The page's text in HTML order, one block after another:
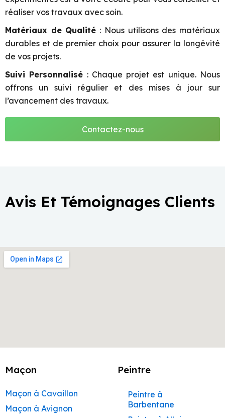
réaliser vos travaux avec soin.
Matériaux de Qualité : Nous utilisons des matériaux
durables et de premier choix pour assurer la longévité
de vos projets.
Suivi Personnalisé : Chaque projet est unique. Nous
offrons un suivi régulier et des mises à jour sur
l’avancement des travaux.
Contactez-nous
Avis Et Témoignages Clients
Maçon
Maçon à Cavaillon
Maçon à Avignon
Peintre
Peintre à
Barbentane